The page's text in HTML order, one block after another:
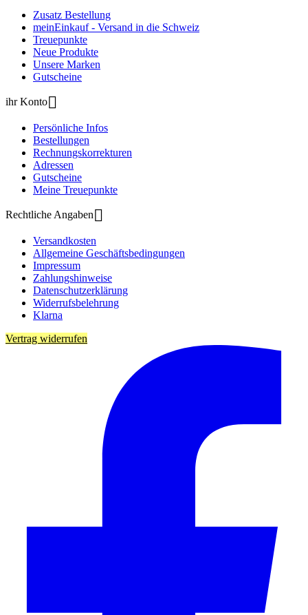
Zusatz Bestellung
meinEinkauf - Versand in die Schweiz
Treuepunkte
Neue Produkte
Unsere Marken
Gutscheine
ihr Konto
Persönliche Infos
Bestellungen
Rechnungskorrekturen
Adressen
Gutscheine
Meine Treuepunkte
Rechtliche Angaben 
Versandkosten
Allgemeine Geschäftsbedingungen
Impressum
Zahlungshinweise
Datenschutzerklärung
Widerrufsbelehrung
Klarna
Vertrag widerrufen